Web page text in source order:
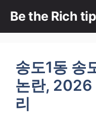
츠
Be the Rich tip
송도1동 송
논란, 2026
리